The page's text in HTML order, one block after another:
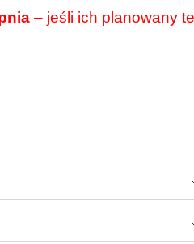
– jeśli ich planowany